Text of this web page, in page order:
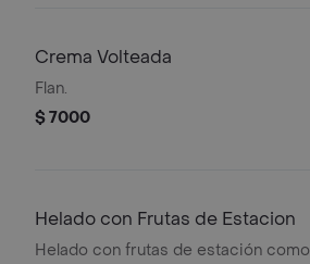
Crema Volteada
Flan.
$ 7000
Helado con Frutas de Estacion
Helado con frutas de estación como